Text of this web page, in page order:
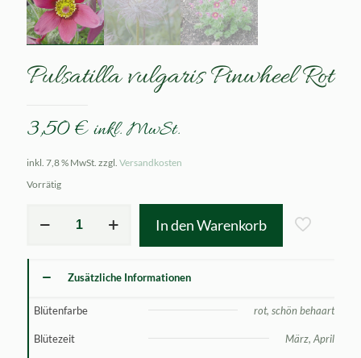
Pulsatilla vulgaris Pinwheel Rot
3,50€ inkl. MwSt.
inkl. 7,8 % MwSt. zzgl. Versandkosten
Vorrätig
vulgaris
Rot
In den Warenkorb
Zusätzliche Informationen
Blütenfarbe rot, schön behaart
Blütezeit März, April